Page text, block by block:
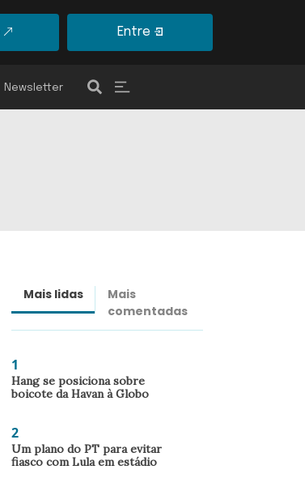
Entre
Newsletter
Mais lidas
Mais
comentadas
1
Hang se posiciona sobre
boicote da Havan à Globo
2
Um plano do PT para evitar
fiasco com Lula em estádio